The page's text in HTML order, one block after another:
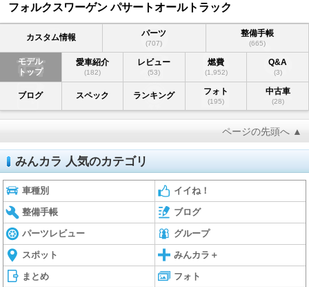
フォルクスワーゲン パサートオールトラック
カスタム情報 パーツ
(707)
整備手帳
(665)
モデル
トップ
愛車紹介
(182)
レビュー
(53)
燃費
(1,952)
Q&A
(3)
ブログ スペック ランキング フォト
(195)
中古車
(28)
ページの先頭へ ▲
みんカラ 人気のカテゴリ
車種別 イイね！
整備手帳 ブログ
パーツレビュー グループ
スポット みんカラ＋
まとめ フォト